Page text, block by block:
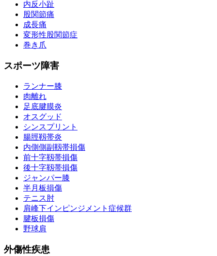
内反小趾
股関節痛
成長痛
変形性股関節症
巻き爪
スポーツ障害
ランナー膝
肉離れ
足底腱膜炎
オスグッド
シンスプリント
腸脛靱帯炎
内側側副靱帯損傷
前十字靱帯損傷
後十字靱帯損傷
ジャンパー膝
半月板損傷
テニス肘
肩峰下インピンジメント症候群
腱板損傷
野球肩
外傷性疾患